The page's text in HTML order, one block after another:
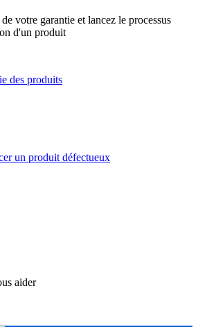
votre garantie et lancez le processus
d'un produit
des produits
un produit défectueux
aider